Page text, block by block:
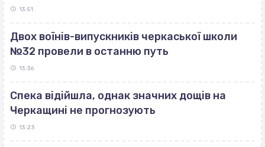
13:51
Двох воїнів-випускників черкаської школи
№32 провели в останню путь
13:36
Спека відійшла, однак значних дощів на
Черкащині не прогнозують
13:23